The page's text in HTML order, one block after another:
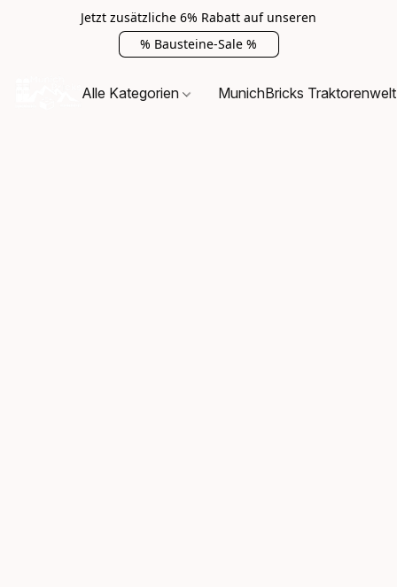
Jetzt zusätzliche 6% Rabatt auf unseren
% Bausteine-Sale %
Alle Kategorien MunichBricks Traktorenwelt